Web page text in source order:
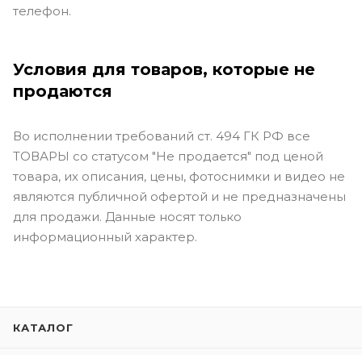
телефон.
Условия для товаров, которые не
продаются
Во исполнении требований ст. 494 ГК РФ все
ТОВАРЫ со статусом "Не продается" под ценой
товара, их описания, цены, фотоснимки и видео не
являются публичной офертой и не предназначены
для продажи. Данные носят только
информационный характер.
КАТАЛОГ